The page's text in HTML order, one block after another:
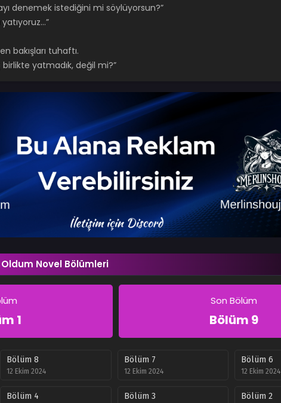
denemek istediğini mi söylüyorsun?”
bakışları tuhaftı.
yatmadık, değil mi?”
Oldum Novel Bölümleri
1
Son Bölüm
Bölüm 9
Bölüm 8
12 Ekim 2024
Bölüm 7
12 Ekim 2024
Bölüm 6
12 Ekim 2024
Bölüm 4 Bölüm 3 Bölüm 2